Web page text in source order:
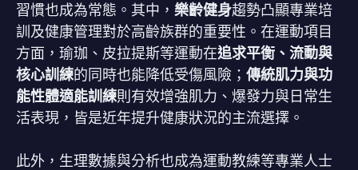
習慣也成為常態。其中， 樂齡健身趨勢凸顯專業培
訓及健康管理對於高齡族群的重要性。在運動項目
方面，瑜珈、皮拉提斯等運動在追求平衡、流動與
核心訓練的同時也能降低受傷風險； 傳統肌力與功
能性體適能訓練則有效增強肌力、爆發力與日常生
活表現，皆是近年提升健康狀況的主流選擇。
此外，生理數據與分析也成為運動教練等專業人士